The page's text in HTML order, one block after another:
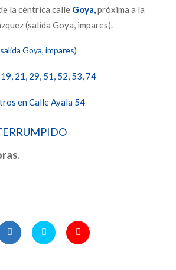
la céntrica calle Goya,próxima a la
(salida Goya, impares).
Goya, impares)
19, 21, 29, 51, 52, 53, 74
en Calle Ayala 54